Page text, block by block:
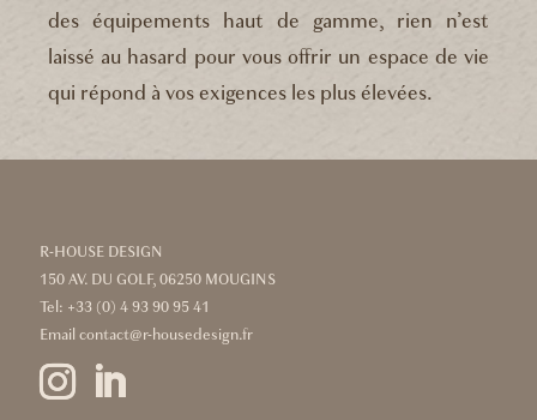
des équipements haut de gamme, rien n’est
laissé au hasard pour vous offrir un espace de vie
qui répond à vos exigences les plus élevées.
R-HOUSE DESIGN
150 AV. DU GOLF, 06250 MOUGINS
Tel: +33 (0) 4 93 90 95 41
Email contact@r-housedesign.fr